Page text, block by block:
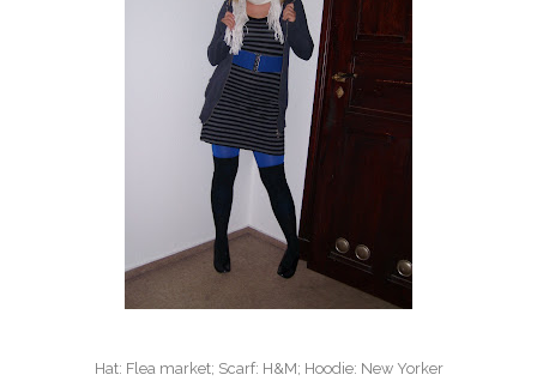
Hat: Flea market; Scarf: H&M; Hoodie: New Yorker